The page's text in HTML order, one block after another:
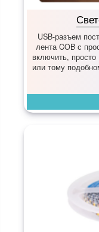
USB-разъем
лента COB с
включить,
или тому